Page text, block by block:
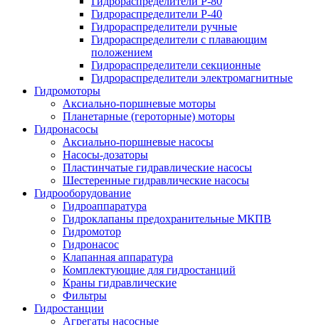
Гидрораспределители Р-40
Гидрораспределители ручные
Гидрораспределители с плавающим
положением
Гидрораспределители секционные
Гидрораспределители электромагнитные
Гидромоторы
Аксиально-поршневые моторы
Планетарные (героторные) моторы
Гидронасосы
Аксиально-поршневые насосы
Насосы-дозаторы
Пластинчатые гидравлические насосы
Шестеренные гидравлические насосы
Гидрооборудование
Гидроаппаратура
Гидроклапаны предохранительные МКПВ
Гидромотор
Гидронасос
Клапанная аппаратура
Комплектующие для гидростанций
Краны гидравлические
Фильтры
Гидростанции
Агрегаты насосные